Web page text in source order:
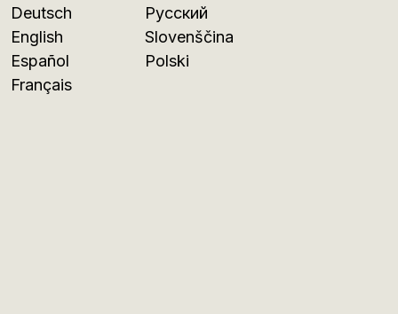
Deutsch
English
Español
Français
Русский
Slovenščina
Polski